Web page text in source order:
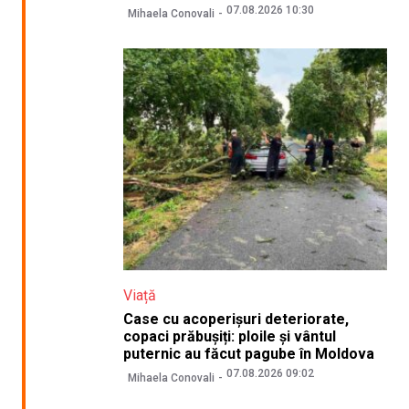
Mihaela Conovali 07.08.2026 10:30
Viață
Case cu acoperișuri deteriorate,
copaci prăbușiți: ploile și vântul
puternic au făcut pagube în Moldova
Mihaela Conovali 07.08.2026 09:02